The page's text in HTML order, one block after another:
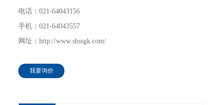
电话：021-64043156
手机：021-64043557
网址：http://www.shssgk.com/
我要询价